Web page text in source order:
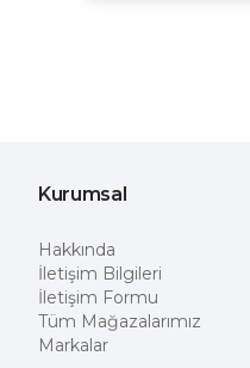
Kurumsal
Hakkında
İletişim Bilgileri
İletişim Formu
Tüm Mağazalarımız
Markalar